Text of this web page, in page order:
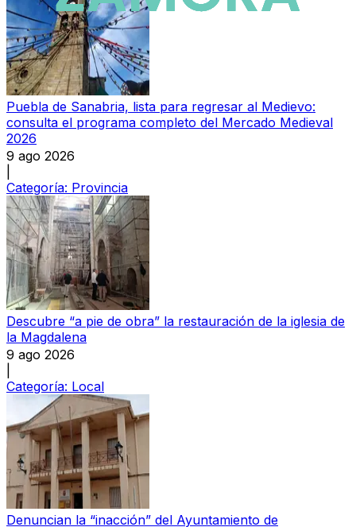
Puebla de Sanabria, lista para regresar al Medievo:
consulta el programa completo del Mercado Medieval
2026
9 ago 2026
Categoría: Provincia
Descubre “a pie de obra” la restauración de la iglesia de
la Magdalena
9 ago 2026
Categoría: Local
Denuncian la “inacción” del Ayuntamiento de